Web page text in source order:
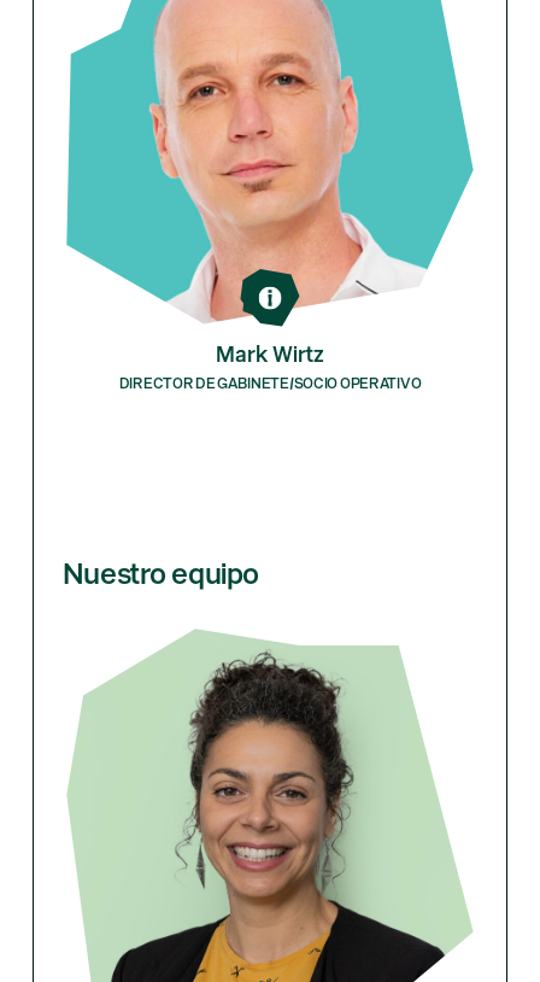
Mark Wirtz
DIRECTOR DE GABINETE/SOCIO OPERATIVO
Nuestro equipo